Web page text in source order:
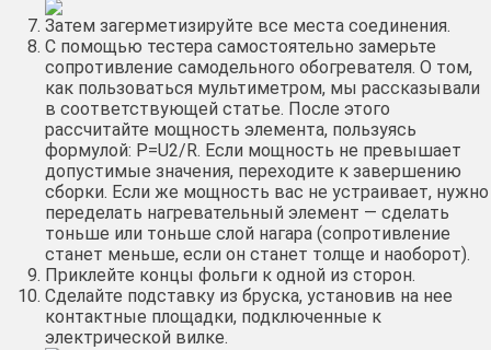
Затем загерметизируйте все места соединения.
С помощью тестера самостоятельно замерьте
сопротивление самодельного обогревателя. О том,
как пользоваться мультиметром, мы рассказывали
в соответствующей статье. После этого
рассчитайте мощность элемента, пользуясь
формулой: P=U2/R. Если мощность не превышает
допустимые значения, переходите к завершению
сборки. Если же мощность вас не устраивает, нужно
переделать нагревательный элемент — сделать
тоньше или тоньше слой нагара (сопротивление
станет меньше, если он станет толще и наоборот).
Приклейте концы фольги к одной из сторон.
Сделайте подставку из бруска, установив на нее
контактные площадки, подключенные к
электрической вилке.